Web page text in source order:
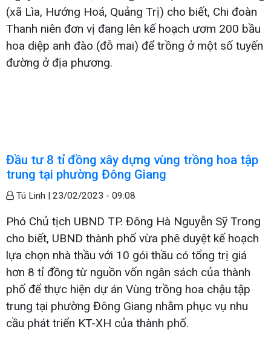
(xã Lìa, Hướng Hoá, Quảng Trị) cho biết, Chi đoàn
Thanh niên đơn vị đang lên kế hoạch ươm 200 bầu
hoa diệp anh đào (đỗ mai) để trồng ở một số tuyến
đường ở địa phương.
Đầu tư 8 tỉ đồng xây dựng vùng trồng hoa tập
trung tại phường Đông Giang
Tú Linh | 23/02/2023 - 09:08
Phó Chủ tịch UBND TP. Đông Hà Nguyễn Sỹ Trong
cho biết, UBND thành phố vừa phê duyệt kế hoạch
lựa chọn nhà thầu với 10 gói thầu có tổng trị giá
hơn 8 tỉ đồng từ nguồn vốn ngân sách của thành
phố để thực hiện dự án Vùng trồng hoa chậu tập
trung tại phường Đông Giang nhằm phục vụ nhu
cầu phát triển KT-XH của thành phố.